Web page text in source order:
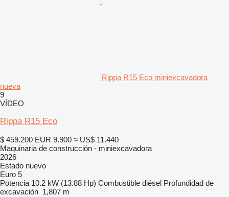
Rippa R15 Eco miniexcavadora
nueva
9
VÍDEO
Rippa R15 Eco
$ 459.200 EUR 9.900 ≈ US$ 11.440
Maquinaria de construcción - miniexcavadora
2026
Estado nuevo
Euro 5
Potencia 10.2 kW (13.88 Hp) Combustible diésel Profundidad de
excavación 1,807 m